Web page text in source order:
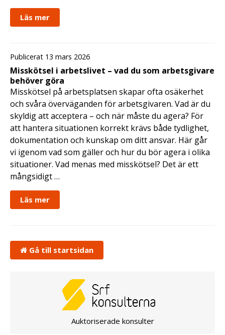
Läs mer
Publicerat 13 mars 2026
Misskötsel i arbetslivet – vad du som arbetsgivare
behöver göra
Misskötsel på arbetsplatsen skapar ofta osäkerhet
och svåra överväganden för arbetsgivaren. Vad är du
skyldig att acceptera – och när måste du agera? För
att hantera situationen korrekt krävs både tydlighet,
dokumentation och kunskap om ditt ansvar. Här går
vi igenom vad som gäller och hur du bör agera i olika
situationer. Vad menas med misskötsel? Det är ett
mångsidigt …
Läs mer
Gå till startsidan
Auktoriserade konsulter